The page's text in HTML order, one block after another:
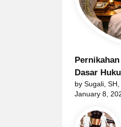
Dasar
by Sugali, SH,
January 8,